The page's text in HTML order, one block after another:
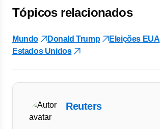
Tópicos relacionados
Mundo Donald Trump
Eleições EUA
Estados Unidos
Reuters